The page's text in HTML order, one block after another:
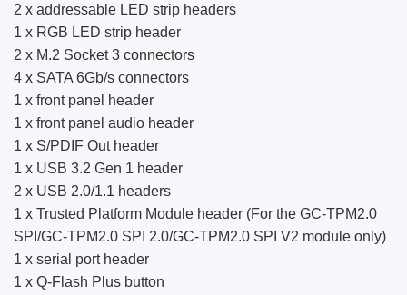
2 x addressable LED strip headers
1 x RGB LED strip header
2 x M.2 Socket 3 connectors
4 x SATA 6Gb/s connectors
1 x front panel header
1 x front panel audio header
1 x S/PDIF Out header
1 x USB 3.2 Gen 1 header
2 x USB 2.0/1.1 headers
1 x Trusted Platform Module header (For the GC-TPM2.0
SPI/GC-TPM2.0 SPI 2.0/GC-TPM2.0 SPI V2 module only)
1 x serial port header
1 x Q-Flash Plus button